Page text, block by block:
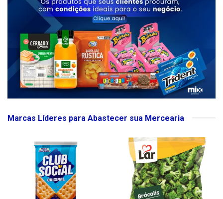
Marcas Líderes para Abastecer sua Mercearia